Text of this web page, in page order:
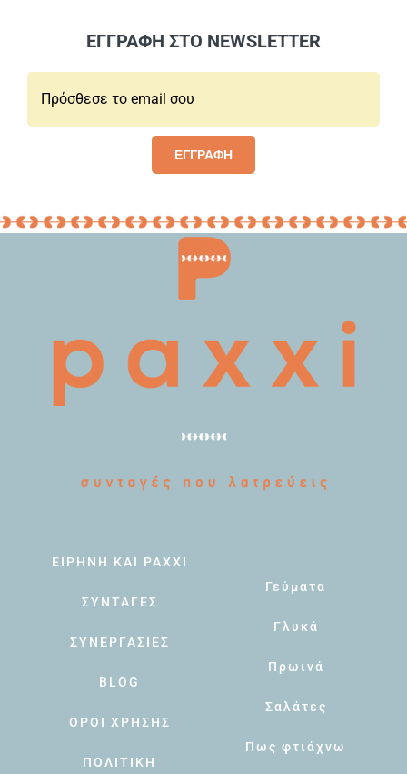
ΕΓΓΡΑΦΗ ΣΤΟ NEWSLETTER
ΕΓΓΡΑΦΗ
ΕΙΡΗΝΗ ΚΑΙ PAXXI
ΣΥΝΤΑΓΕΣ
ΣΥΝΕΡΓΑΣΙΕΣ
BLOG
ΟΡΟΙ ΧΡΗΣΗΣ
ΠΟΛΙΤΙΚΗ
Γεύματα
Γλυκά
Πρωινά
Σαλάτες
Πως φτιάχνω